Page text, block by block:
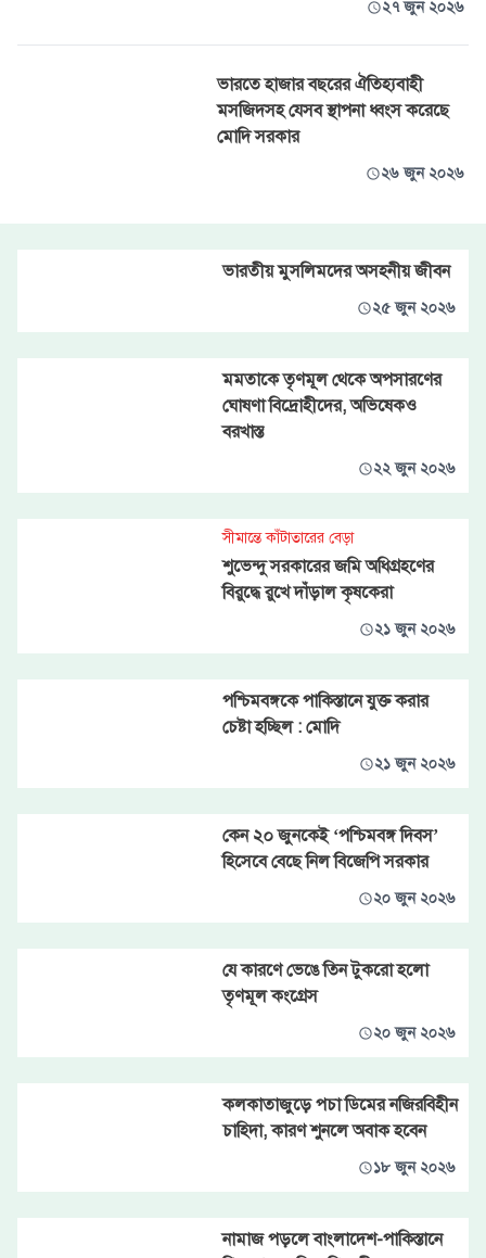
২৭ জুন ২০২৬
ভারতে হাজার বছরের ঐতিহ্যবাহী
মসজিদসহ যেসব স্থাপনা ধ্বংস করেছে
মোদি সরকার
২৬ জুন ২০২৬
ভারতীয় মুসলিমদের অসহনীয় জীবন
২৫ জুন ২০২৬
মমতাকে তৃণমূল থেকে অপসারণের
ঘোষণা বিদ্রোহীদের, অভিষেকও
বরখাস্ত
২২ জুন ২০২৬
সীমান্তে কাঁটাতারের বেড়া
শুভেন্দু সরকারের জমি অধিগ্রহণের
বিরুদ্ধে রুখে দাঁড়াল কৃষকেরা
২১ জুন ২০২৬
পশ্চিমবঙ্গকে পাকিস্তানে যুক্ত করার
চেষ্টা হচ্ছিল : মোদি
২১ জুন ২০২৬
কেন ২০ জুনকেই ‘পশ্চিমবঙ্গ দিবস’
হিসেবে বেছে নিল বিজেপি সরকার
২০ জুন ২০২৬
যে কারণে ভেঙে তিন টুকরো হলো
তৃণমূল কংগ্রেস
২০ জুন ২০২৬
কলকাতাজুড়ে পচা ডিমের নজিরবিহীন
চাহিদা, কারণ শুনলে অবাক হবেন
১৮ জুন ২০২৬
নামাজ পড়লে বাংলাদেশ-পাকিস্তানে